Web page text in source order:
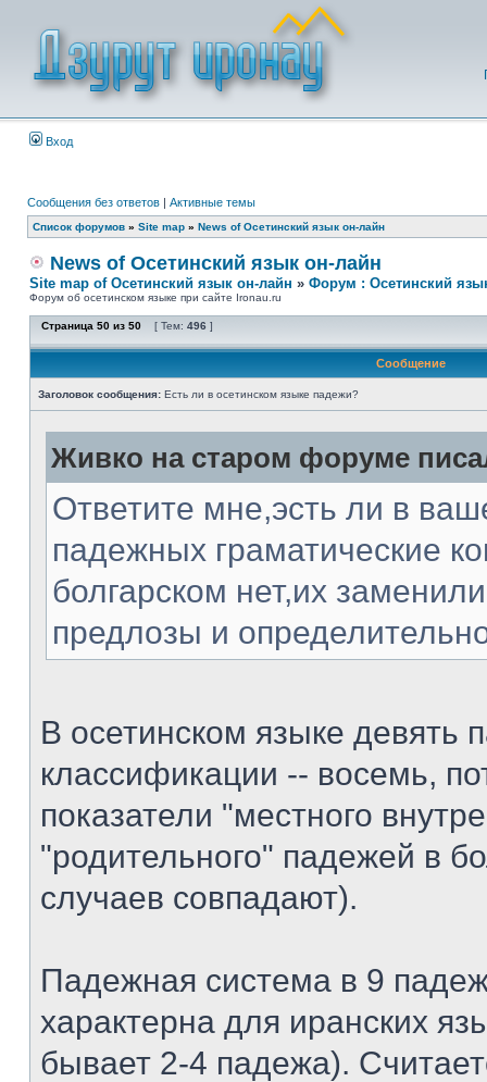
Вход
Сообщения без ответов | Активные темы
Список форумов » Site map » News of Осетинский язык он-лайн
News of Осетинский язык он-лайн
Site map of Осетинский язык он-лайн » Форум : Осетинский
Форум об осетинском языке при сайте Ironau.ru
Страница 50 из 50 [ Тем: 496 ]
Сообщение
Заголовок сообщения: Есть ли в осетинском языке падежи?
Живко на старом форуме
Ответите мне,эсть ли в
падежных граматические
болгарском нет,их
предлозы и
В осетинском языке девять
классификации -- восемь,
показатели "местного
"родительного" падежей в
случаев совпадают).
Падежная система в 9
характерна для иранских
бывает 2-4 падежа).